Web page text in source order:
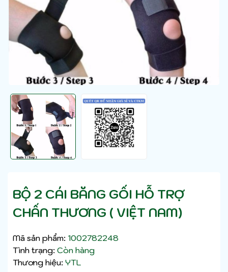
BỘ 2 CÁI BĂNG GỐI HỖ TRỢ
CHẤN THƯƠNG ( VIỆT NAM)
Mã sản phẩm: 1002782248
Tình trạng: Còn hàng
Thương hiệu: YTL